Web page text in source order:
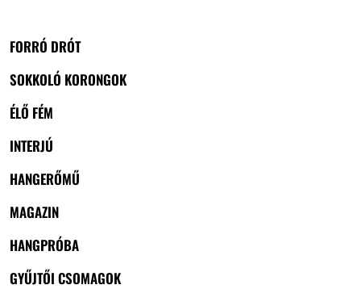
FORRÓ DRÓT
SOKKOLÓ KORONGOK
ÉLŐ FÉM
INTERJÚ
HANGERŐMŰ
MAGAZIN
HANGPRÓBA
GYŰJTŐI CSOMAGOK